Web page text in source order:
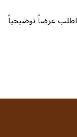
اطلب عرضاً توضيحياً